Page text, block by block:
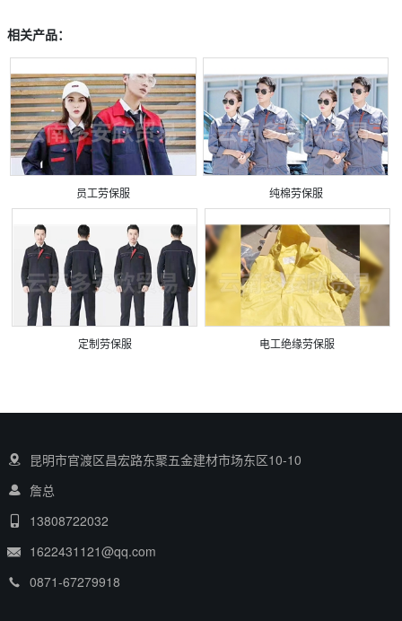
相关产品：
员工劳保服 纯棉劳保服
定制劳保服 电工绝缘劳保服
昆明市官渡区昌宏路东聚五金建材市场东区10-10
詹总
13808722032
1622431121@qq.com
0871-67279918